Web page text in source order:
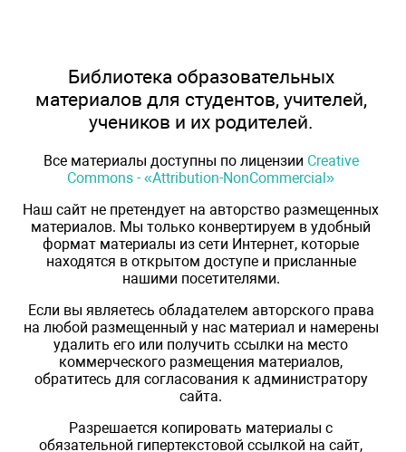
Библиотека образовательных
материалов для студентов, учителей,
учеников и их родителей.
Все материалы доступны по лицензии Creative
Commons - «Attribution-NonCommercial»
Наш сайт не претендует на авторство размещенных
материалов. Мы только конвертируем в удобный
формат материалы из сети Интернет, которые
находятся в открытом доступе и присланные
нашими посетителями.
Если вы являетесь обладателем авторского права
на любой размещенный у нас материал и намерены
удалить его или получить ссылки на место
коммерческого размещения материалов,
обратитесь для согласования к администратору
сайта.
Разрешается копировать материалы с
обязательной гипертекстовой ссылкой на сайт,